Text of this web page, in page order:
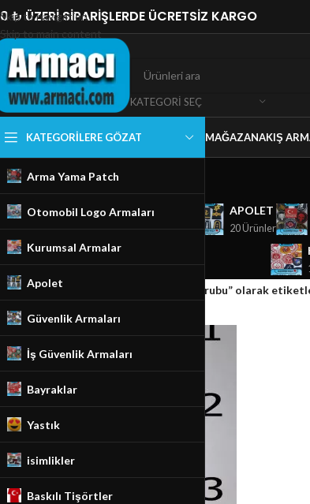
Skip to navigation
Skip to main content
₺ ÜZERİ SİPARİŞLERDE ÜCRETSİZ KARGO
KATEGORI SEÇ
KATEGORILERE GÖZAT
Arma Yama Patch
Otomobil Logo Armaları
Kurumsal Armalar
Apolet
Güvenlik Armaları
İş Güvenlik Armaları
Bayraklar
Yastık
isimlikler
Baskılı Tişörtler
MAĞAZANAKIŞ
GÜVENLIK ARMALARI
18 Ürünler
APOLET
20 Ürünler
Ana Sayfa/Mağaza Ürünler “isimlik kan grubu” olarak